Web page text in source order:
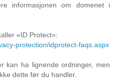
informasjonen om domenet i
«ID Protect»:
protection/idprotect-faqs.aspx
kan ha lignende ordninger, men
dette før du handler.